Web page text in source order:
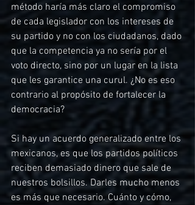
método haría más claro el compromiso
de cada legislador con los intereses de
su partido y no con los ciudadanos, dado
que la competencia ya no sería por el
voto directo, sino por un lugar en la lista
que les garantice una curul. ¿No es eso
contrario al propósito de fortalecer la
democracia?
Si hay un acuerdo generalizado entre los
mexicanos, es que los partidos políticos
reciben demasiado dinero que sale de
nuestros bolsillos. Darles mucho menos
es más que necesario. Cuánto y cómo,